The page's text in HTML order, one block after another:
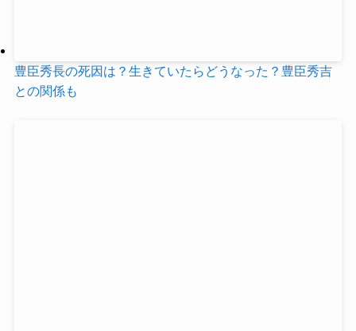
豊臣秀長の死因は？生きていたらどうなった？豊臣秀吉
との関係も